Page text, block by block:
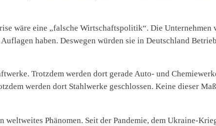
wäre eine „falsche Wirtschaftspolitik“. Die Unternehmen
haben. Deswegen würden sie in Deutschland
Trotzdem werden dort gerade Auto- und
werden dort Stahlwerke geschlossen. Keine dieser
Phänomen. Seit der Pandemie, dem Ukraine-